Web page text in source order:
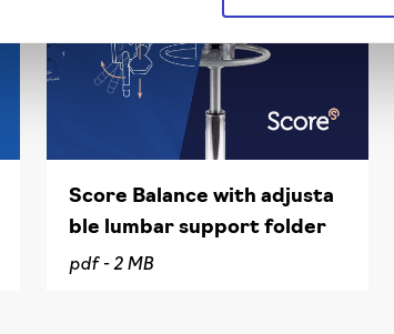
Score Balance with adjusta
ble lumbar support folder
pdf - 2 MB